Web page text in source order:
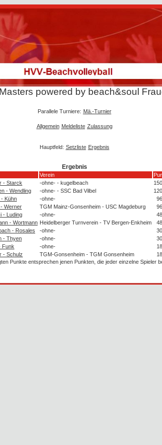
powered by beach&soul
Parallele Turniere: Mä.-Turnier
Allgemein Meldeliste Zulassung
Hauptfeld: Setzliste Ergebnis
Ergebnis
Verein
- Starck -ohne- - kugelbeach 150
- Wendling -ohne- - SSC Bad Vilbel 120
Kühn -ohne- 96
Werner TGM Mainz-Gonsenheim - USC Magdeburg 96
- Luding -ohne- 48
- Wortmann Heidelberger Turnverein - TV Bergen-Enkheim 48
- Rosales -ohne- 30
- Thyen -ohne- 30
Funk -ohne- 18
- Schulz TGM-Gonsenheim - TGM Gonsenheim 18
Punkte entsprechen jenen Punkten, die jeder einzelne Spieler